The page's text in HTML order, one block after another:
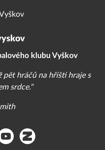
klubu Vyškov
pět hráčů na hřišti hraje s
srdce."
Zonerama